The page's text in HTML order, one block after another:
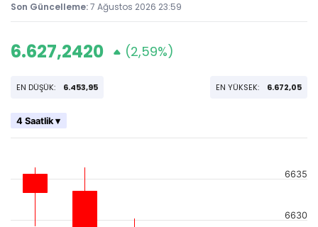
Son Güncelleme:7 Ağustos 2026 23:59
6.627,2420 (2,59%)
EN DÜŞÜK: 6.453,95 EN YÜKSEK: 6.672,05
4 Saatlik ▾
6630
6635